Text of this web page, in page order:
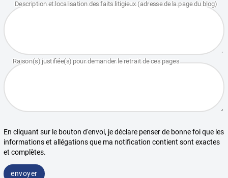
En cliquant sur le bouton d'envoi, je déclare penser de bonne foi que les
informations et allégations que ma notification contient sont exactes
et complètes.
envoyer